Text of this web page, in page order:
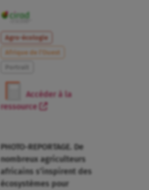
Agro-écologie
Afrique de l’Ouest
Accéder à la
ressource
PHOTO-REPORTAGE. De
nombreux agriculteurs
africains s’inspirent des
écosystèmes pour